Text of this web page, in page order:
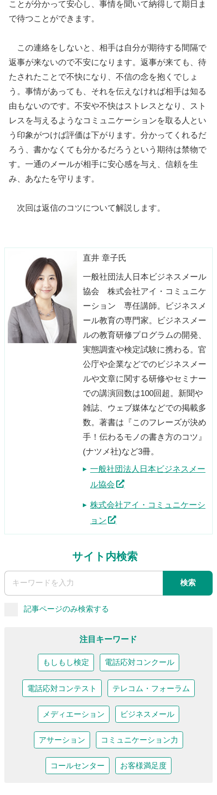
ことが分かって安心し、事情を聞いて納得して期日ま
で待つことができます。
この連絡をしないと、相手は自分が期待する間隔で
返事が来ないので不安になります。返事が来ても、待
たされたことで不快になり、不信の念を抱くでしょ
う。事情があっても、それを伝えなければ相手は知る
由もないのです。不安や不快はストレスとなり、スト
レスを与えるようなコミュニケーションを取る人とい
う印象がつけば評価は下がります。分かってくれるだ
ろう、書かなくても分かるだろうという期待は禁物で
す。一通のメールが相手に安心感を与え、信頼を生
み、あなたを守ります。
次回は返信のコツについて解説します。
直井 章子氏
一般社団法人日本ビジネスメール
協会 株式会社アイ・コミュニケ
ーション 専任講師。ビジネスメ
ール教育の専門家。ビジネスメー
ルの教育研修プログラムの開発、
実態調査や検定試験に携わる。官
公庁や企業などでのビジネスメー
ルや文章に関する研修やセミナー
での講演回数は100回超。新聞や
雑誌、ウェブ媒体などでの掲載多
数。著書は『このフレーズが決め
手！伝わるモノの書き方のコツ』
(ナツメ社)など3冊。
一般社団法人日本ビジネスメー
ル協会
株式会社アイ・コミュニケーシ
ョン
サイト内検索
検索
記事ページのみ検索する
注目キーワード
もしもし検定 電話応対コンクール
電話応対コンテスト テレコム・フォーラム
メディエーション ビジネスメール
アサーション コミュニケーション力
コールセンター お客様満足度